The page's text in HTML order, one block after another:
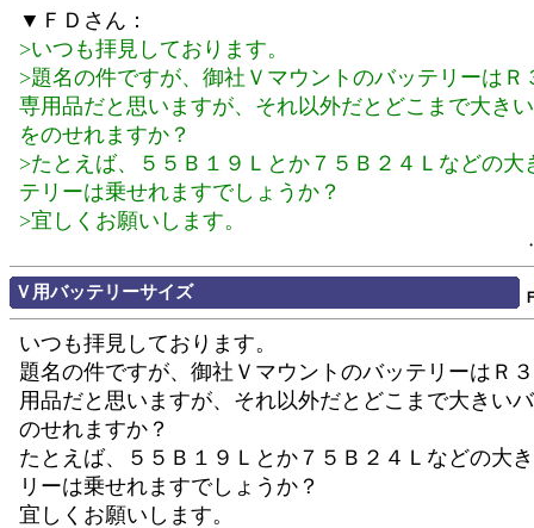
▼ＦＤさん：
>いつも拝見しております。
>題名の件ですが、御社ＶマウントのバッテリーはＲ
専用品だと思いますが、それ以外だとどこまで大き
をのせれますか？
>たとえば、５５Ｂ１９Ｌとか７５Ｂ２４Ｌなどの大
テリーは乗せれますでしょうか？
>宜しくお願いします。
Ｖ用バッテリーサイズ
いつも拝見しております。
題名の件ですが、御社ＶマウントのバッテリーはＲ
用品だと思いますが、それ以外だとどこまで大きい
のせれますか？
たとえば、５５Ｂ１９Ｌとか７５Ｂ２４Ｌなどの大
リーは乗せれますでしょうか？
宜しくお願いします。